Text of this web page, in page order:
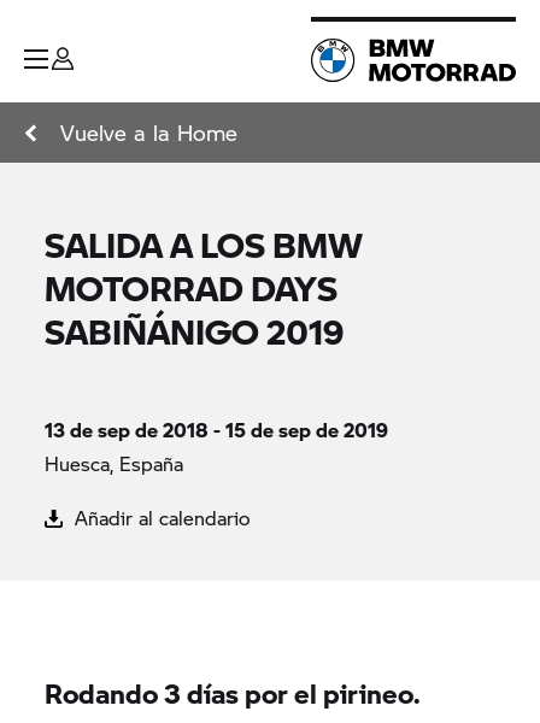
Vuelve a la Home
SALIDA A LOS BMW
MOTORRAD DAYS
SABIÑÁNIGO 2019
13 de sep de 2018 - 15 de sep de 2019
Huesca, España
Añadir al calendario
Rodando 3 días por el pirineo.